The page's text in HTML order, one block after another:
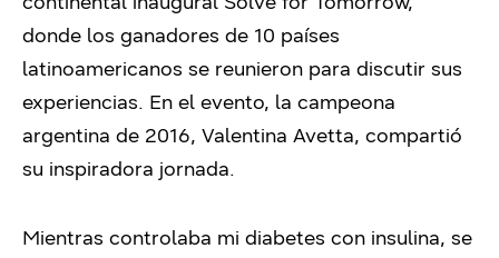
donde los ganadores de 10 países
latinoamericanos se reunieron para discutir sus
experiencias. En el evento, la campeona
argentina de 2016, Valentina Avetta, compartió
su inspiradora jornada.
Mientras controlaba mi diabetes con insulina, se